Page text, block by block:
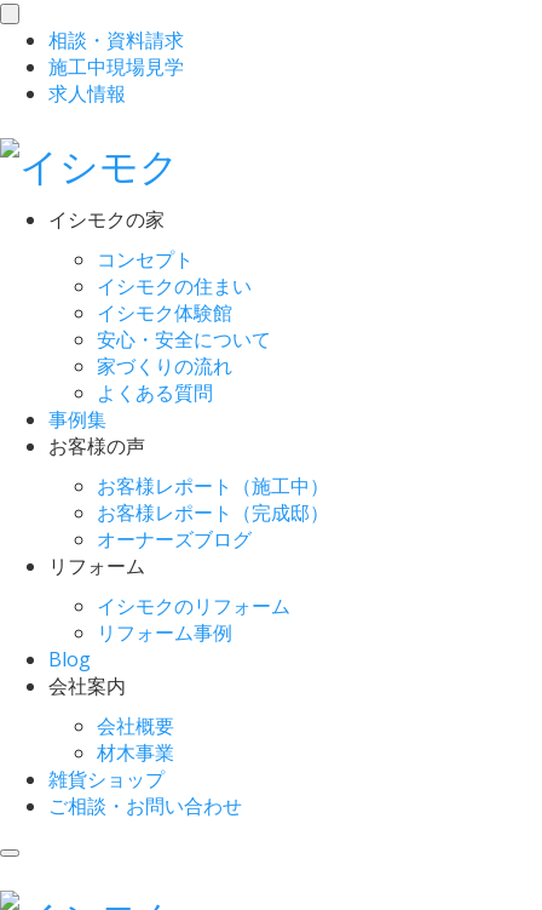
toggle
navigation
相談 ・ 資料請求
施工中現場見学
求人情報
イシモクの家
コンセプト
イシモクの住まい
イシモク体験館
安心・安全について
家づくりの流れ
よくある質問
事例集
お客様の声
お客様レポート（施工中）
お客様レポート（完成邸）
オーナーズブログ
リフォーム
イシモクのリフォーム
リフォーム事例
Blog
会社案内
会社概要
材木事業
雑貨ショップ
ご相談・お問い合わせ